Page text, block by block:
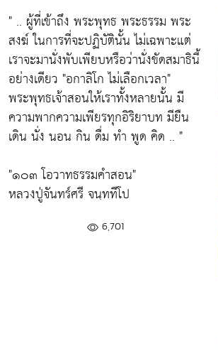
" .. ผู้ที่เข้าถึง พระพุทธ พระธรรม พระ
สงฆ์ ในการที่จะปฏิบัตินั้น ไม่เฉพาะแต่
เราจะมานั่งพับเพียบหรือว่านั่งขัดสมาธินี้
อย่างเดียว "อกาลิโก ไม่เลือกเวลา"
พระพุทธเจ้าสอนให้เราทั้งหลายนั้น มี
ความพากความเพียรทุกอิริยาบท มียืน
เดิน นั่ง นอน กิน ดื่ม ทำ พูด คิด .. "
"๑๐๓ โอวาทธรรมคำสอน"
หลวงปู่จันทร์ศรี จนฺททีโป
6,701